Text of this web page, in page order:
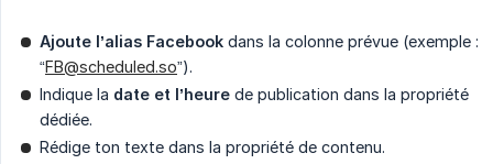
Ajoute l’alias Facebook dans la colonne prévue (exemple :
“FB@scheduled.so”).
Indique la date et l’heure de publication dans la propriété
dédiée.
Rédige ton texte dans la propriété de contenu.